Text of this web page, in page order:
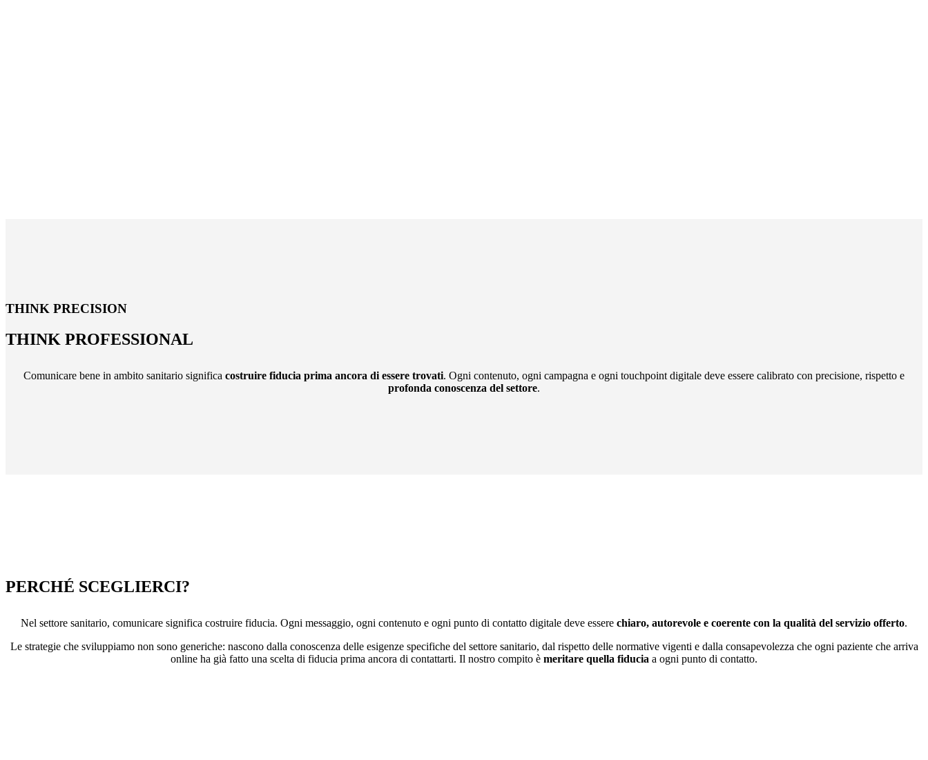
THINK PRECISION
THINK PROFESSIONAL
Comunicare bene in ambito sanitario significa costruire fiducia prima ancora di essere trovati. Ogni contenuto, ogni campagna e ogni touchpoint digitale deve essere calibrato con precisione, rispetto e
profonda conoscenza del settore.
PERCHÉ SCEGLIERCI?
Nel settore sanitario, comunicare significa costruire fiducia. Ogni messaggio, ogni contenuto e ogni punto di contatto digitale deve essere chiaro, autorevole e coerente con la qualità del servizio offerto.
Le strategie che sviluppiamo non sono generiche: nascono dalla conoscenza delle esigenze specifiche del settore sanitario, dal rispetto delle normative vigenti e dalla consapevolezza che ogni paziente che arriva
online ha già fatto una scelta di fiducia prima ancora di contattarti. Il nostro compito è meritare quella fiducia a ogni punto di contatto.